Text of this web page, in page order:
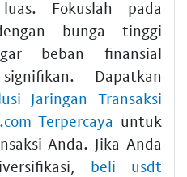
Fokuslah pada
bunga tinggi
beban finansial
Dapatkan
Jaringan Transaksi
Terpercaya untuk
Anda. Jika Anda
beli usdt